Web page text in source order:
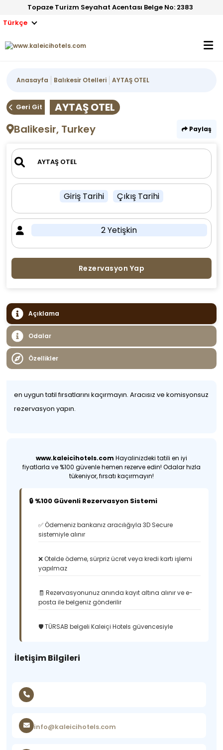
Topaze Turizm Seyahat Acentası Belge No: 2383
Türkçe
Anasayfa Balıkesir Otelleri AYTAŞ OTEL
Geri Git
AYTAŞ OTEL
Balikesir, Turkey
Paylaş
Giriş Tarihi Çıkış Tarihi
2 Yetişkin
Rezervasyon Yap
Açıklama
Odalar
Özellikler
en uygun tatil fırsatlarını kaçırmayın. Aracısız ve komisyonsuz
rezervasyon yapın.
www.kaleicihotels.com Hayalinizdeki tatili en iyi
fiyatlarla ve %100 güvenle hemen rezerve edin! Odalar hızla
tükeniyor, fırsatı kaçırmayın!
🔒 %100 Güvenli Rezervasyon Sistemi
✅ Ödemeniz bankanız aracılığıyla 3D Secure
sistemiyle alınır
❌ Otelde ödeme, sürpriz ücret veya kredi kartı işlemi
yapılmaz
🧾 Rezervasyonunuz anında kayıt altına alınır ve e-
posta ile belgeniz gönderilir
🛡️ TÜRSAB belgeli Kaleiçi Hotels güvencesiyle
İletişim Bilgileri
info@kaleicihotels.com